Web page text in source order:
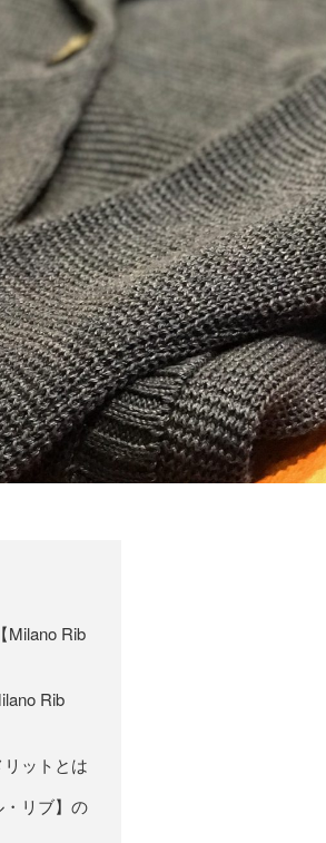
Milano Rib
Rib
ットとは
リブ】の